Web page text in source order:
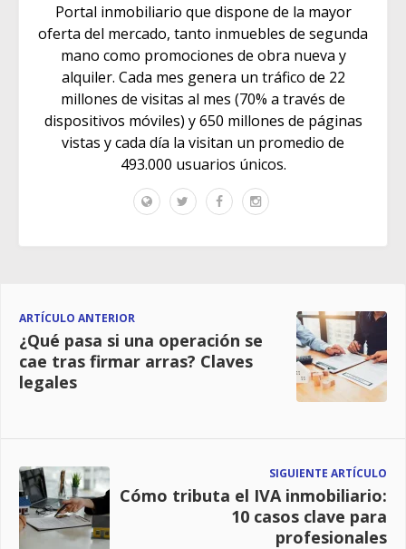
Portal inmobiliario que dispone de la mayor
oferta del mercado, tanto inmuebles de segunda
mano como promociones de obra nueva y
alquiler. Cada mes genera un tráfico de 22
millones de visitas al mes (70% a través de
dispositivos móviles) y 650 millones de páginas
vistas y cada día la visitan un promedio de
493.000 usuarios únicos.
ARTÍCULO ANTERIOR
¿Qué pasa si una operación se
cae tras firmar arras? Claves
legales
SIGUIENTE ARTÍCULO
Cómo tributa el IVA inmobiliario:
10 casos clave para
profesionales